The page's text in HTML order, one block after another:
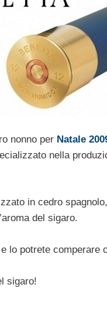
nonno per Natale
nella
in cedro
del sigaro.
lo potrete
sigaro!